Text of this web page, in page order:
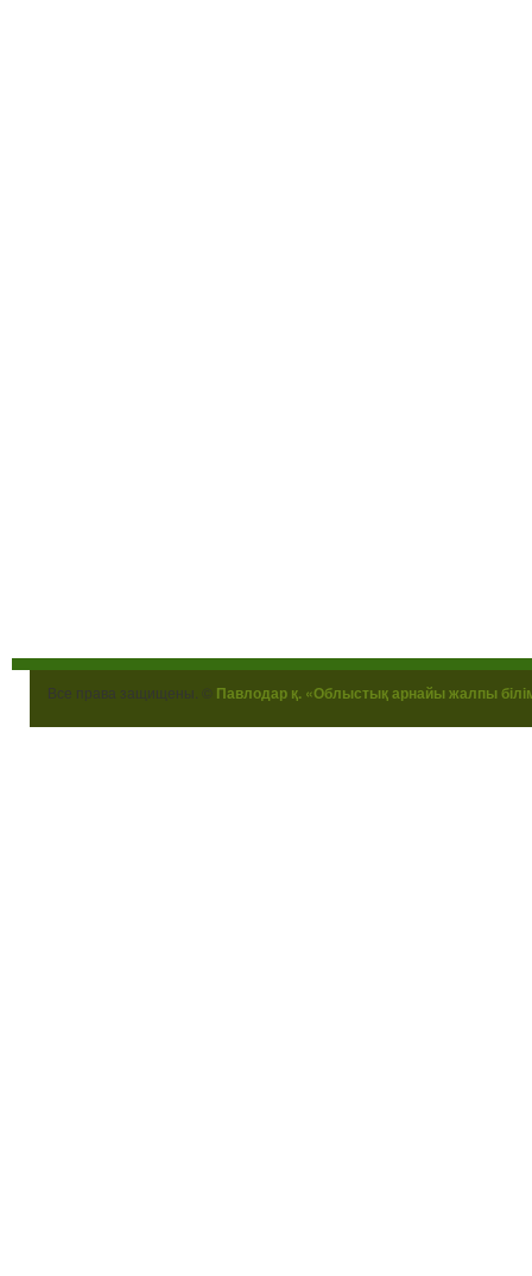
Все права защищены. © Павлодар қ. «Облыстық арнайы жалпы